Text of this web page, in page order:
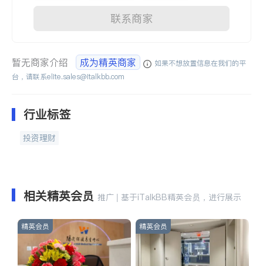
联系商家
暂无商家介绍 成为精英商家
如果不想放置信息在我们的平
台，请联系elite.sales@italkbb.com
行业标签
投资理财
相关精英会员 推广 | 基于iTalkBB精英会员，进行展示
精英会员 精英会员